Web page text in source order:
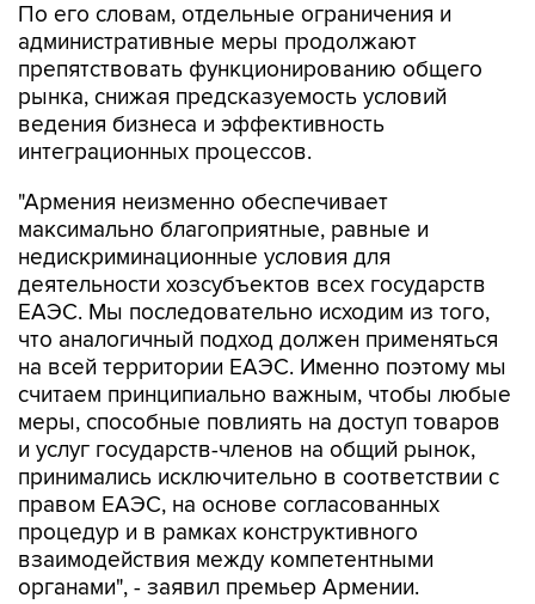
По его словам, отдельные ограничения и
административные меры продолжают
препятствовать функционированию общего
рынка, снижая предсказуемость условий
ведения бизнеса и эффективность
интеграционных процессов.
"Армения неизменно обеспечивает
максимально благоприятные, равные и
недискриминационные условия для
деятельности хозсубъектов всех государств
ЕАЭС. Мы последовательно исходим из того,
что аналогичный подход должен применяться
на всей территории ЕАЭС. Именно поэтому мы
считаем принципиально важным, чтобы любые
меры, способные повлиять на доступ товаров
и услуг государств-членов на общий рынок,
принимались исключительно в соответствии с
правом ЕАЭС, на основе согласованных
процедур и в рамках конструктивного
взаимодействия между компетентными
органами", - заявил премьер Армении.